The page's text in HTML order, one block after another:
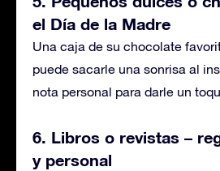
el Día de la Madre
Una caja de su chocolate
puede sacarle una sonrisa al
nota personal para darle un
6. Libros o revistas –
y personal